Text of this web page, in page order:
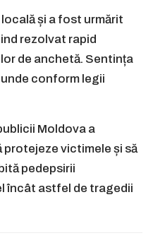
și a fost urmărit
rezolvat rapid
de anchetă. Sentința
conform legii
Moldova a
protejeze victimele și să
pedepsirii
încât astfel de tragedii